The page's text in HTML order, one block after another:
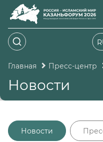
Главная Пресс-центр
Новости
Новости